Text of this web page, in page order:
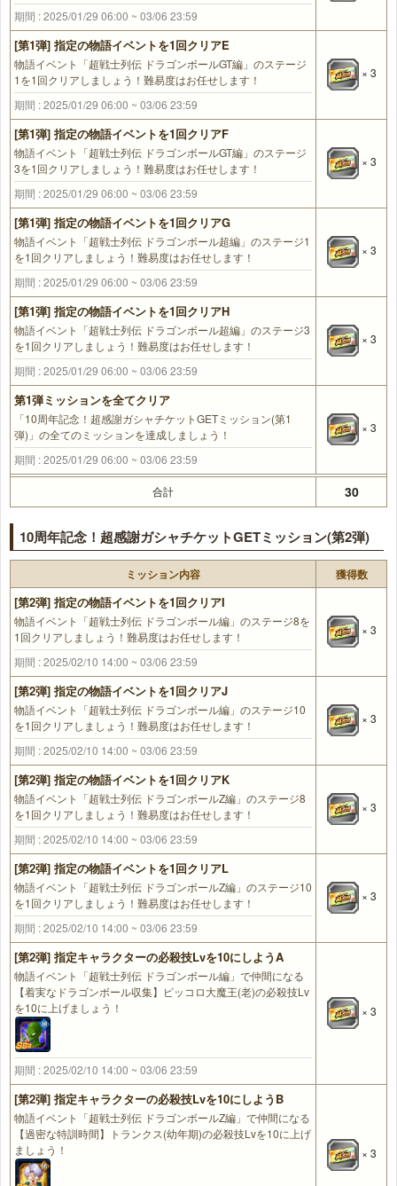
期間 : 2025/01/29 06:00 ~ 03/06 23:59
[第1弾] 指定の物語イベントを1回クリアE
物語イベント「超戦士列伝 ドラゴンボールGT編」のステージ
1を1回クリアしましょう！難易度はお任せします！
期間 : 2025/01/29 06:00 ~ 03/06 23:59
× 3
[第1弾] 指定の物語イベントを1回クリアF
物語イベント「超戦士列伝 ドラゴンボールGT編」のステージ
3を1回クリアしましょう！難易度はお任せします！
期間 : 2025/01/29 06:00 ~ 03/06 23:59
× 3
[第1弾] 指定の物語イベントを1回クリアG
物語イベント「超戦士列伝 ドラゴンボール超編」のステージ1
を1回クリアしましょう！難易度はお任せします！
期間 : 2025/01/29 06:00 ~ 03/06 23:59
× 3
[第1弾] 指定の物語イベントを1回クリアH
物語イベント「超戦士列伝 ドラゴンボール超編」のステージ3
を1回クリアしましょう！難易度はお任せします！
期間 : 2025/01/29 06:00 ~ 03/06 23:59
× 3
第1弾ミッションを全てクリア
「10周年記念！超感謝ガシャチケットGETミッション(第1
弾)」の全てのミッションを達成しましょう！
期間 : 2025/01/29 06:00 ~ 03/06 23:59
× 3
合計 30
10周年記念！超感謝ガシャチケットGETミッション(第2弾)
ミッション内容 獲得数
[第2弾] 指定の物語イベントを1回クリアI
物語イベント「超戦士列伝 ドラゴンボール編」のステージ8を
1回クリアしましょう！難易度はお任せします！
期間 : 2025/02/10 14:00 ~ 03/06 23:59
× 3
[第2弾] 指定の物語イベントを1回クリアJ
物語イベント「超戦士列伝 ドラゴンボール編」のステージ10
を1回クリアしましょう！難易度はお任せします！
期間 : 2025/02/10 14:00 ~ 03/06 23:59
× 3
[第2弾] 指定の物語イベントを1回クリアK
物語イベント「超戦士列伝 ドラゴンボールZ編」のステージ8
を1回クリアしましょう！難易度はお任せします！
期間 : 2025/02/10 14:00 ~ 03/06 23:59
× 3
[第2弾] 指定の物語イベントを1回クリアL
物語イベント「超戦士列伝 ドラゴンボールZ編」のステージ10
を1回クリアしましょう！難易度はお任せします！
期間 : 2025/02/10 14:00 ~ 03/06 23:59
× 3
[第2弾] 指定キャラクターの必殺技Lvを10にしようA
物語イベント「超戦士列伝 ドラゴンボール編」で仲間になる
【着実なドラゴンボール収集】ピッコロ大魔王(老)の必殺技Lv
を10に上げましょう！
期間 : 2025/02/10 14:00 ~ 03/06 23:59
× 3
[第2弾] 指定キャラクターの必殺技Lvを10にしようB
物語イベント「超戦士列伝 ドラゴンボールZ編」で仲間になる
【過密な特訓時間】トランクス(幼年期)の必殺技Lvを10に上げ
ましょう！
× 3